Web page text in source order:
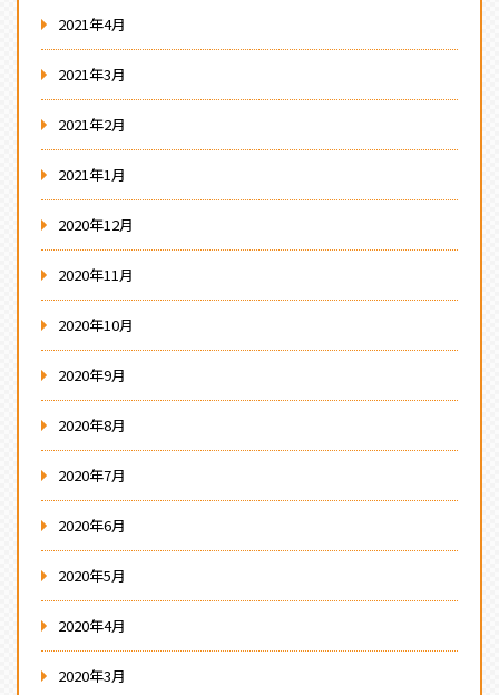
2021年4月
2021年3月
2021年2月
2021年1月
2020年12月
2020年11月
2020年10月
2020年9月
2020年8月
2020年7月
2020年6月
2020年5月
2020年4月
2020年3月